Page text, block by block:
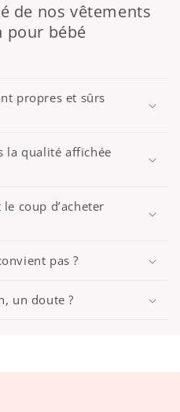
de nos vêtements
pour bébé
propres et sûrs
la qualité affichée
coup d’acheter
pas ?
un doute ?